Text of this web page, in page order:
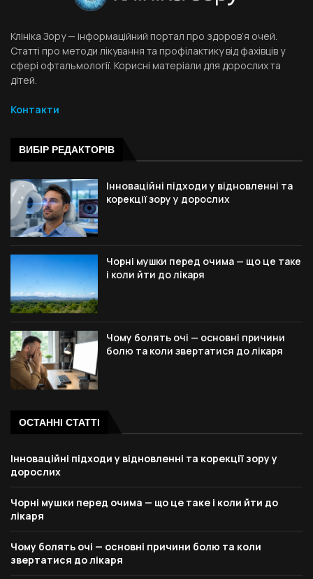
Клініка Зору — інформаційний портал про здоров’я очей.
Статті про методи лікування та профілактику від фахівців у
сфері офтальмології. Корисні матеріали для дорослих та
дітей.
Контакти
ВИБІР РЕДАКТОРІВ
Інноваційні підходи у відновленні та
корекції зору у дорослих
Чорні мушки перед очима — що це таке
і коли йти до лікаря
Чому болять очі — основні причини
болю та коли звертатися до лікаря
ОСТАННІ СТАТТІ
Інноваційні підходи у відновленні та корекції зору у
дорослих
Чорні мушки перед очима — що це таке і коли йти до
лікаря
Чому болять очі — основні причини болю та коли
звертатися до лікаря